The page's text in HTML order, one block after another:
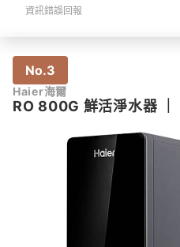
資訊錯誤回報
No.3
Haier海爾
RO 800G 鮮活淨水器